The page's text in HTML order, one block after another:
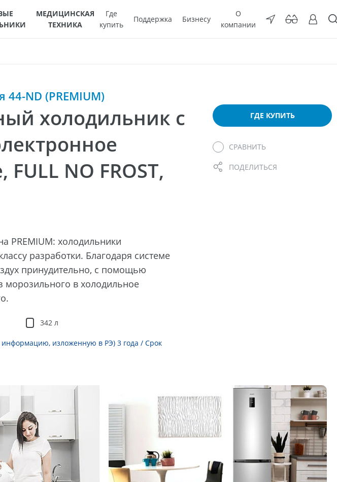
МЕДИЦИНСКАЯ
ТЕХНИКА
Где
купить
Поддержка Бизнесу
О
компании
44-ND (PREMIUM)
холодильник с
NO FROST,
PREMIUM: холодильники
разработки. Благодаря системе
принудительно, с помощью
морозильного в холодильное
342 л
информацию, изложенную в РЭ) 3 года / Срок
ГДЕ КУПИТЬ
СРАВНИТЬ
ПОДЕЛИТЬСЯ